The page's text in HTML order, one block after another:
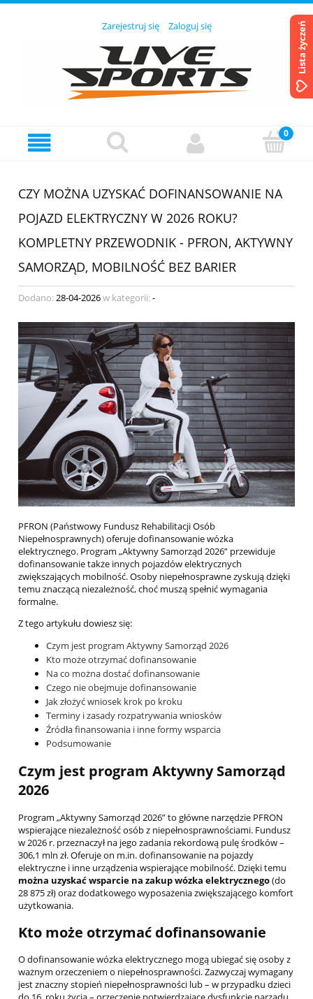
Zarejestruj się Zaloguj się
CZY MOŻNA UZYSKAĆ DOFINANSOWANIE NA
POJAZD ELEKTRYCZNY W 2026 ROKU?
KOMPLETNY PRZEWODNIK - PFRON, AKTYWNY
SAMORZĄD, MOBILNOŚĆ BEZ BARIER
Dodano:28-04-2026w kategorii:-
PFRON (Państwowy Fundusz Rehabilitacji Osób
Niepełnosprawnych) oferuje dofinansowanie wózka
elektrycznego. Program „Aktywny Samorząd 2026” przewiduje
dofinansowanie także innych pojazdów elektrycznych
zwiększających mobilność. Osoby niepełnosprawne zyskują dzięki
temu znaczącą niezależność, choć muszą spełnić wymagania
formalne.
Z tego artykułu dowiesz się:
Czym jest program Aktywny Samorząd 2026
Kto może otrzymać dofinansowanie
Na co można dostać dofinansowanie
Czego nie obejmuje dofinansowanie
Jak złożyć wniosek krok po kroku
Terminy i zasady rozpatrywania wniosków
Źródła finansowania i inne formy wsparcia
Podsumowanie
Czym jest program Aktywny Samorząd
2026
Program „Aktywny Samorząd 2026” to główne narzędzie PFRON
wspierające niezależność osób z niepełnosprawnościami. Fundusz
w 2026 r. przeznaczył na jego zadania rekordową pulę środków –
306,1 mln zł. Oferuje on m.in. dofinansowanie na pojazdy
elektryczne i inne urządzenia wspierające mobilność. Dzięki temu
można uzyskać wsparcie na zakup wózka elektrycznego(do
28 875 zł) oraz dodatkowego wyposażenia zwiększającego komfort
użytkowania.
Kto może otrzymać dofinansowanie
O dofinansowanie wózka elektrycznego mogą ubiegać się osoby z
ważnym orzeczeniem o niepełnosprawności. Zazwyczaj wymagany
jest znaczny stopień niepełnosprawności lub – w przypadku dzieci
Lista życzeń